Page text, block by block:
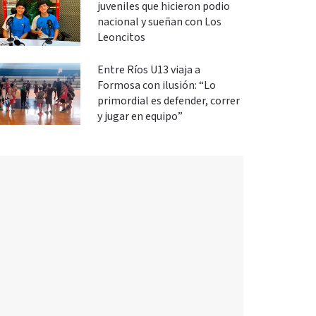
juveniles que hicieron podio
nacional y sueñan con Los
Leoncitos
Entre Ríos U13 viaja a
Formosa con ilusión: “Lo
primordial es defender, correr
y jugar en equipo”